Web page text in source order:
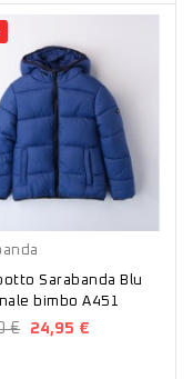
Sarabanda Blu
bimbo A451
€ 24,95 €